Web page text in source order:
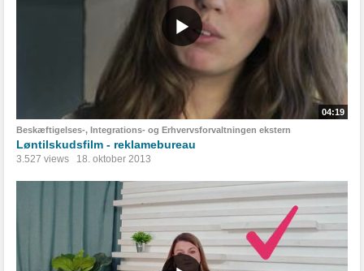
04:19
Beskæftigelses-, Integrations- og Erhvervsforvaltningen ekstern
Løntilskudsfilm - reklamebureau
3.527 views 18. oktober 2013